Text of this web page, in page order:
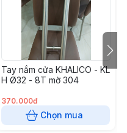
Tay nắm cửa KHALICO - KL
H Ø32 - 8T mờ 304
370.000đ
Chọn mua